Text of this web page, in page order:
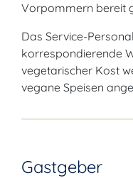
Vorpommern bereit
Das Service-
korrespondierende
vegetarischer Kost
vegane Speisen
Gastgeber